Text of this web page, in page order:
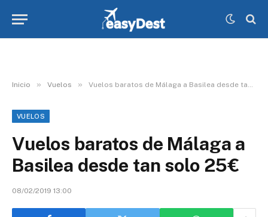
Inicio » Vuelos » Vuelos baratos de Málaga a Basilea desde tan solo 25€
VUELOS
Vuelos baratos de Málaga a
Basilea desde tan solo 25€
08/02/2019 13:00